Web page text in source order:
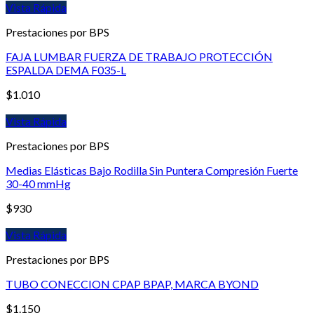
Vista Rápida
Prestaciones por BPS
FAJA LUMBAR FUERZA DE TRABAJO PROTECCIÓN
ESPALDA DEMA F035-L
$1.010
Vista Rápida
Prestaciones por BPS
Medias Elásticas Bajo Rodilla Sin Puntera Compresión Fuerte
30-40 mmHg
$930
Vista Rápida
Prestaciones por BPS
TUBO CONECCION CPAP BPAP, MARCA BYOND
$1.150